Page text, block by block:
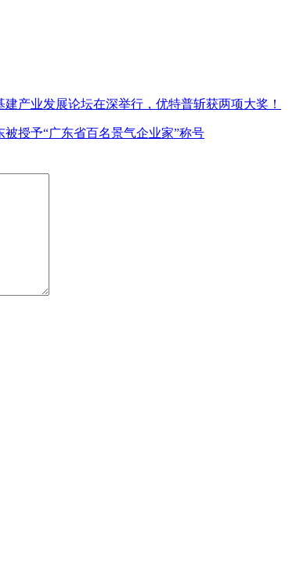
建产业发展论坛在深举行，优特普斩获两项大奖！
授予“广东省百名景气企业家”称号